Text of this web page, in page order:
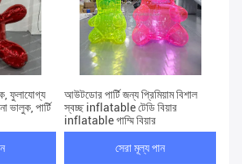
ফুলাযোগ্য
ভালুক, পার্টি
আউটডোর পার্টি জন্য প্রিমিয়াম বিশাল
স্বচ্ছ inflatable টেডি বিয়ার
inflatable গাম্মি বিয়ার
সেরা মূল্য পান